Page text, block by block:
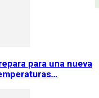
para una nueva